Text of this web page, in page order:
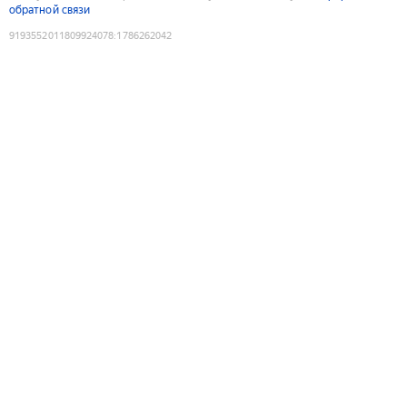
обратной связи
9193552011809924078:1786262042